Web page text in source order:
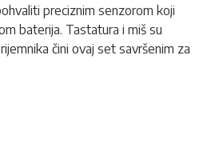
preciznim senzorom koji
baterija. Tastatura i miš su
čini ovaj set savršenim za